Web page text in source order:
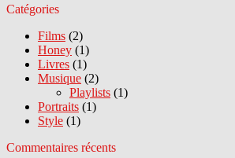
Catégories
Films (2)
Honey (1)
Livres (1)
Musique (2)
Playlists (1)
Portraits (1)
Style (1)
Commentaires récents